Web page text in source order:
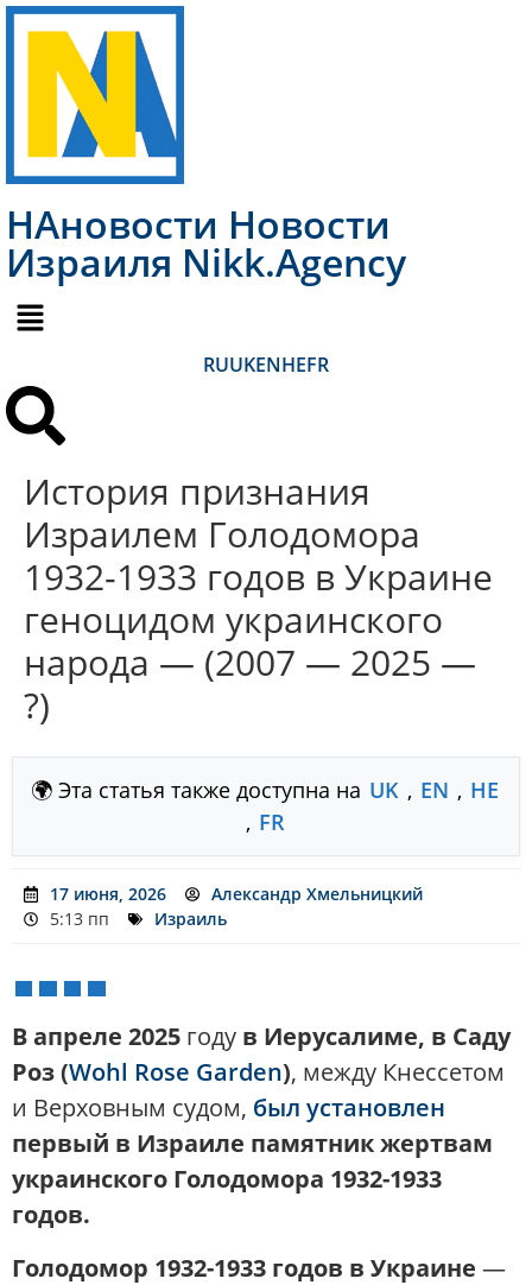
НАновости Новости
Израиля Nikk.Agency
RUUKENHEFR
История признания
Израилем Голодомора
1932-1933 годов в Украине
геноцидом украинского
народа — (2007 — 2025 —
?)
🌍 Эта статья также доступна на UK , EN , HE
, FR
17 июня, 2026
Александр Хмельницкий
5:13 пп
Израиль
В апреле 2025 году в Иерусалиме, в Саду
Роз (Wohl Rose Garden), между Кнессетом
и Верховным судом, был установлен
первый в Израиле памятник жертвам
украинского Голодомора 1932-1933
годов.
Голодомор 1932-1933 годов в Украине —